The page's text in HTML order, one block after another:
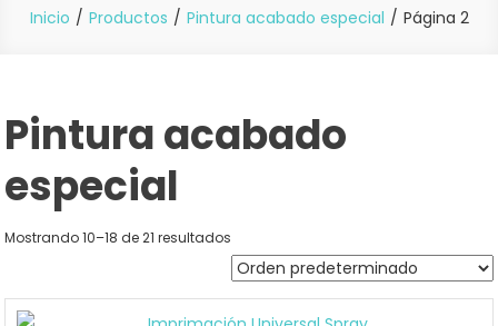
Inicio Productos Pintura acabado especial Página 2
Pintura acabado
especial
Mostrando 10–18 de 21 resultados